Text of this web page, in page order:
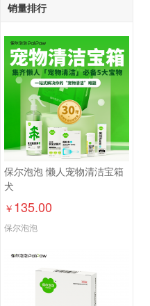
销量排行
保尔泡泡 懒人宠物清洁宝箱
犬
￥ 135.00
保尔泡泡